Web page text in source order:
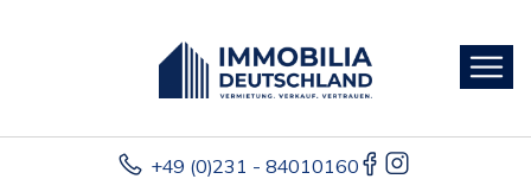
+49 (0)231 - 84010160